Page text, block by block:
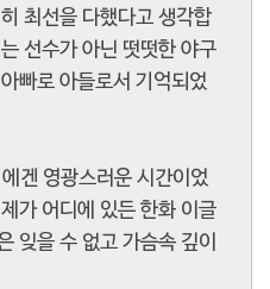
최선을 다했다고 생각합
선수가 아닌 떳떳한 야구
빠로 아들로서 기억되었
겐 영광스러운 시간이었
가 어디에 있든 한화 이글
잊을 수 없고 가슴속 깊이